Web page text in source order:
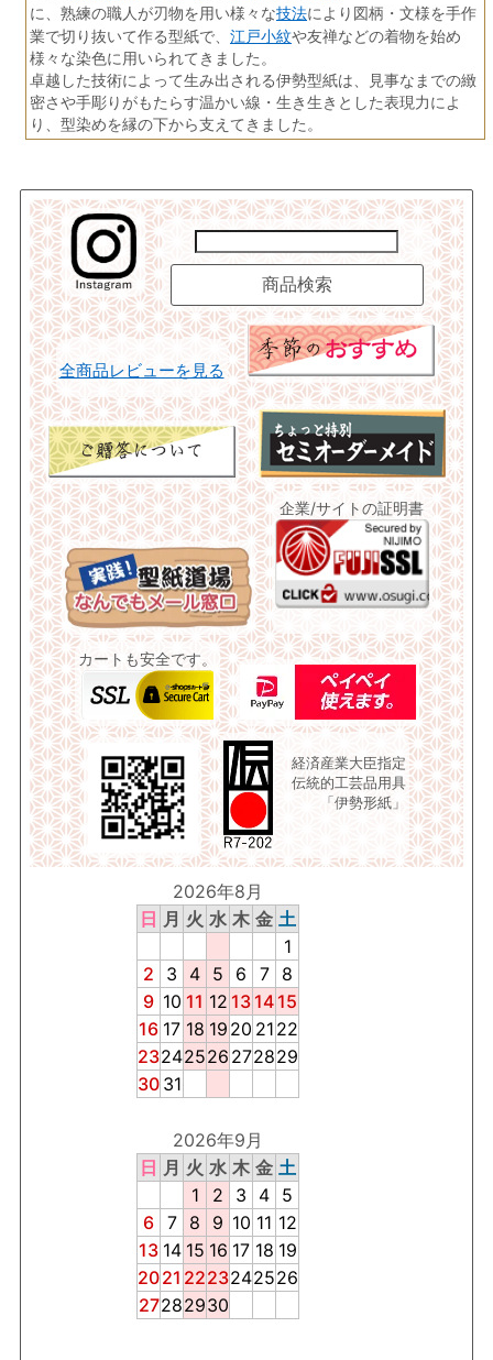
に、熟練の職人が刃物を用い様々な技法により図柄・文様を手作
業で切り抜いて作る型紙で、 江戸小紋や友禅などの着物を始め
様々な染色に用いられてきました。
卓越した技術によって生み出される伊勢型紙は、見事なまでの緻
密さや手彫りがもたらす温かい線・生き生きとした表現力によ
り、型染めを縁の下から支えてきました。
全商品レビューを見る
企業/サイトの証明書
カートも安全です。
経済産業大臣指定
伝統的工芸品用具
「伊勢形紙」
2026年8月
日 月 火 水 木 金 土
1
2
3 4 5 6 7
8
9 10 11 12 13 14 15
16 17 18 19 20 21 22
23242526 272829
30 31
2026年9月
日 月 火 水 木 金 土
1
2 3 4 5
6 7 8 9 10 11 12
13 14 15 16 17 18 19
2021 2223242526
27282930